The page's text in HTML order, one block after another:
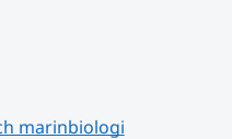
marinbiologi